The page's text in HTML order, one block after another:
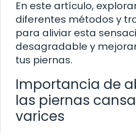
En este artículo,
diferentes métodos y
para aliviar esta
desagradable y
tus piernas.
Importancia de
las piernas
varices